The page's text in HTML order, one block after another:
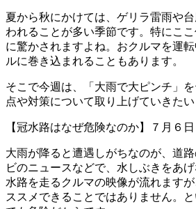
夏から秋にかけては、ゲリラ雷雨や
われることが多い季節です。特にこ
に驚かされますよね。おクルマを運
ルに巻き込まれることもあります。
そこで今週は、「大雨で大ピンチ」
点や対策について取り上げていきたい
【冠水路はなぜ危険なのか】７月６日
大雨が降ると遭遇しがちなのが、道
ビのニュースなどで、水しぶきをあ
水路を走るクルマの映像が流れます
ススメできることではありません。